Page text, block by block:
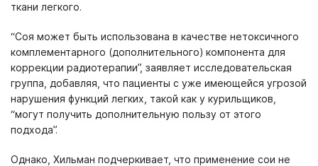
ткани легкого.
“Соя может быть использована в качестве нетоксичного
комплементарного (дополнительного) компонента для
коррекции радиотерапии”, заявляет исследовательская
группа, добавляя, что пациенты с уже имеющейся угрозой
нарушения функций легких, такой как у курильщиков,
“могут получить дополнительную пользу от этого
подхода”.
Однако, Хильман подчеркивает, что применение сои не